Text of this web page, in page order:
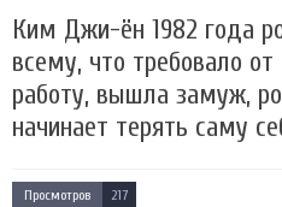
Ким Джи-ён 1982 года
всему, что требовало
работу, вышла замуж,
начинает терять саму
Просмотров 217